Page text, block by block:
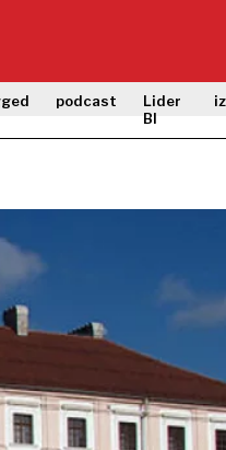
podcast
Lider
BI